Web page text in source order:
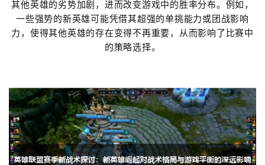
其他英雄的劣势加剧，进而改变游戏中的胜率分布。例如，
一些强势的新英雄可能凭借其超强的单挑能力或团战影响
力，使得其他英雄的存在变得不再重要，从而影响了比赛中
的策略选择。